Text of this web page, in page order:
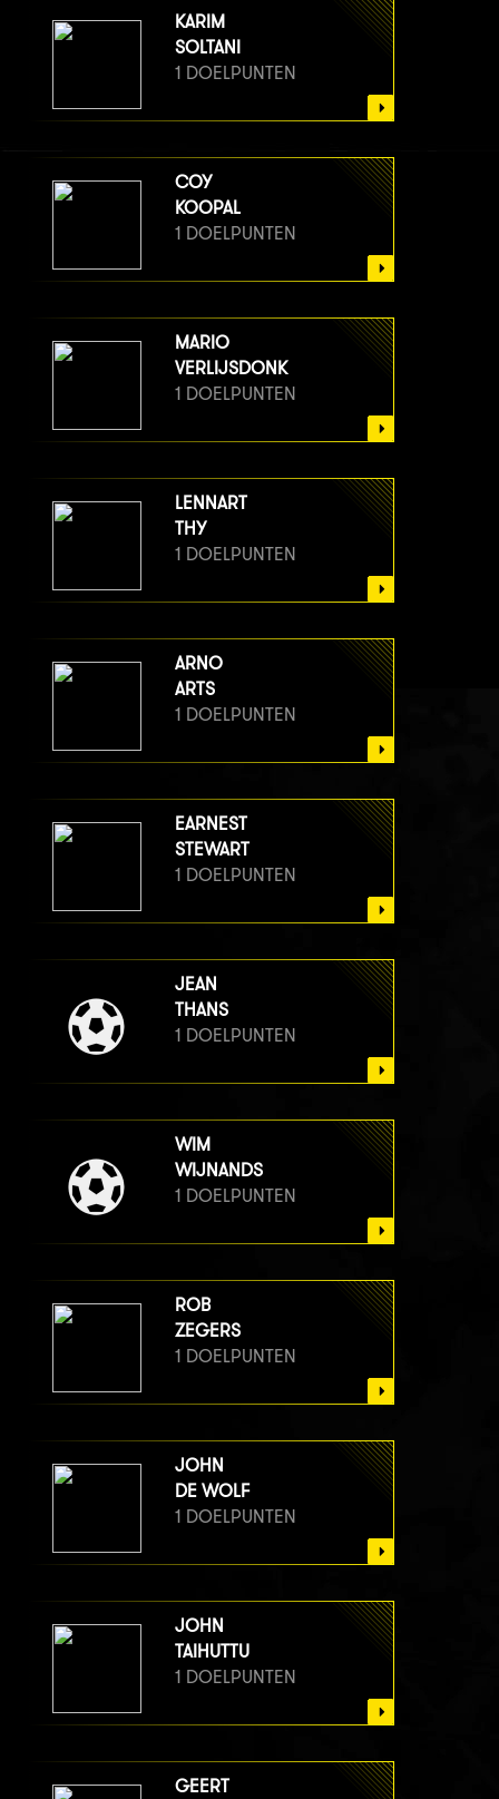
KARIM
SOLTANI
1 DOELPUNTEN
COY
KOOPAL
1 DOELPUNTEN
MARIO
VERLIJSDONK
1 DOELPUNTEN
LENNART
THY
1 DOELPUNTEN
ARNO
ARTS
1 DOELPUNTEN
EARNEST
STEWART
1 DOELPUNTEN
JEAN
THANS
1 DOELPUNTEN
WIM
WIJNANDS
1 DOELPUNTEN
ROB
ZEGERS
1 DOELPUNTEN
JOHN
DE WOLF
1 DOELPUNTEN
JOHN
TAIHUTTU
1 DOELPUNTEN
GEERT